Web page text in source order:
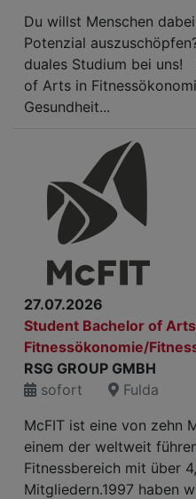
Du willst Menschen
Potenzial
duales Studium bei uns!
of Arts in
Gesundheit...
27.07.2026
Student Bachelor of
Fitnessökonomie/
RSG GROUP GMBH
sofort
Fulda
McFIT ist eine von zehn
einem der weltweit
Fitnessbereich mit über
Mitgliedern.1997 haben